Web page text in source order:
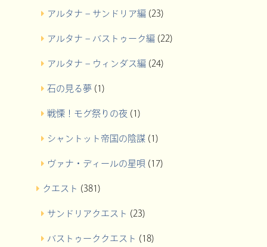
アルタナ – サンドリア編 (23)
アルタナ – バストゥーク編 (22)
アルタナ – ウィンダス編 (24)
石の見る夢 (1)
戦慄！モグ祭りの夜(1)
シャントット帝国の陰謀(1)
ヴァナ・ディールの星唄 (17)
クエスト (381)
サンドリアクエスト (23)
バストゥーククエスト (18)